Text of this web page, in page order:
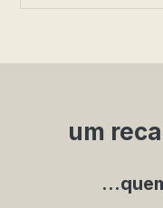
um